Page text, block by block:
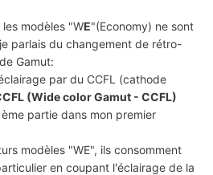
modèles "WE"(Economy) ne sont
parlais du changement de rétro-
Gamut:
par du CCFL (cathode
(Wide color Gamut - CCFL)
partie dans mon premier
modèles "WE", ils consomment
en coupant l'éclairage de la